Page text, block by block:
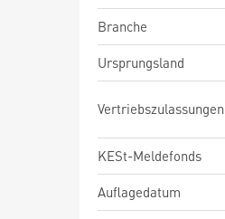
Branche
Ursprungsland
Vertriebszulassungen
KESt-Meldefonds
Auflagedatum